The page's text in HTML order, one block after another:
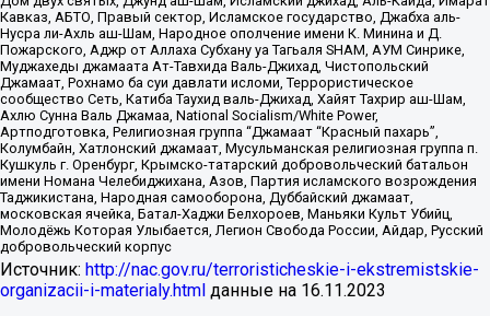
Кавказ, АБТО, Правый сектор, Исламское государство, Джабха аль-
Нусра ли-Ахль аш-Шам, Народное ополчение имени К. Минина и Д.
Пожарского, Аджр от Аллаха Субхану уа Тагьаля SHAM, АУМ Синрике,
Муджахеды джамаата Ат-Тавхида Валь-Джихад, Чистопольский
Джамаат, Рохнамо ба суи давлати исломи, Террористическое
сообщество Сеть, Катиба Таухид валь-Джихад, Хайят Тахрир аш-Шам,
Ахлю Сунна Валь Джамаа, National Socialism/White Power,
Артподготовка, Религиозная группа “Джамаат “Красный пахарь”,
Колумбайн, Хатлонский джамаат, Мусульманская религиозная группа п.
Кушкуль г. Оренбург, Крымско-татарский добровольческий батальон
имени Номана Челебиджихана, Азов, Партия исламского возрождения
Таджикистана, Народная самооборона, Дуббайский джамаат,
московская ячейка, Батал-Хаджи Белхороев, Маньяки Культ Убийц,
Молодёжь Которая Улыбается, Легион Свобода России, Айдар, Русский
добровольческий корпус
Источник: http://nac.gov.ru/terroristicheskie-i-ekstremistskie-
organizacii-i-materialy.html данные на 16.11.2023